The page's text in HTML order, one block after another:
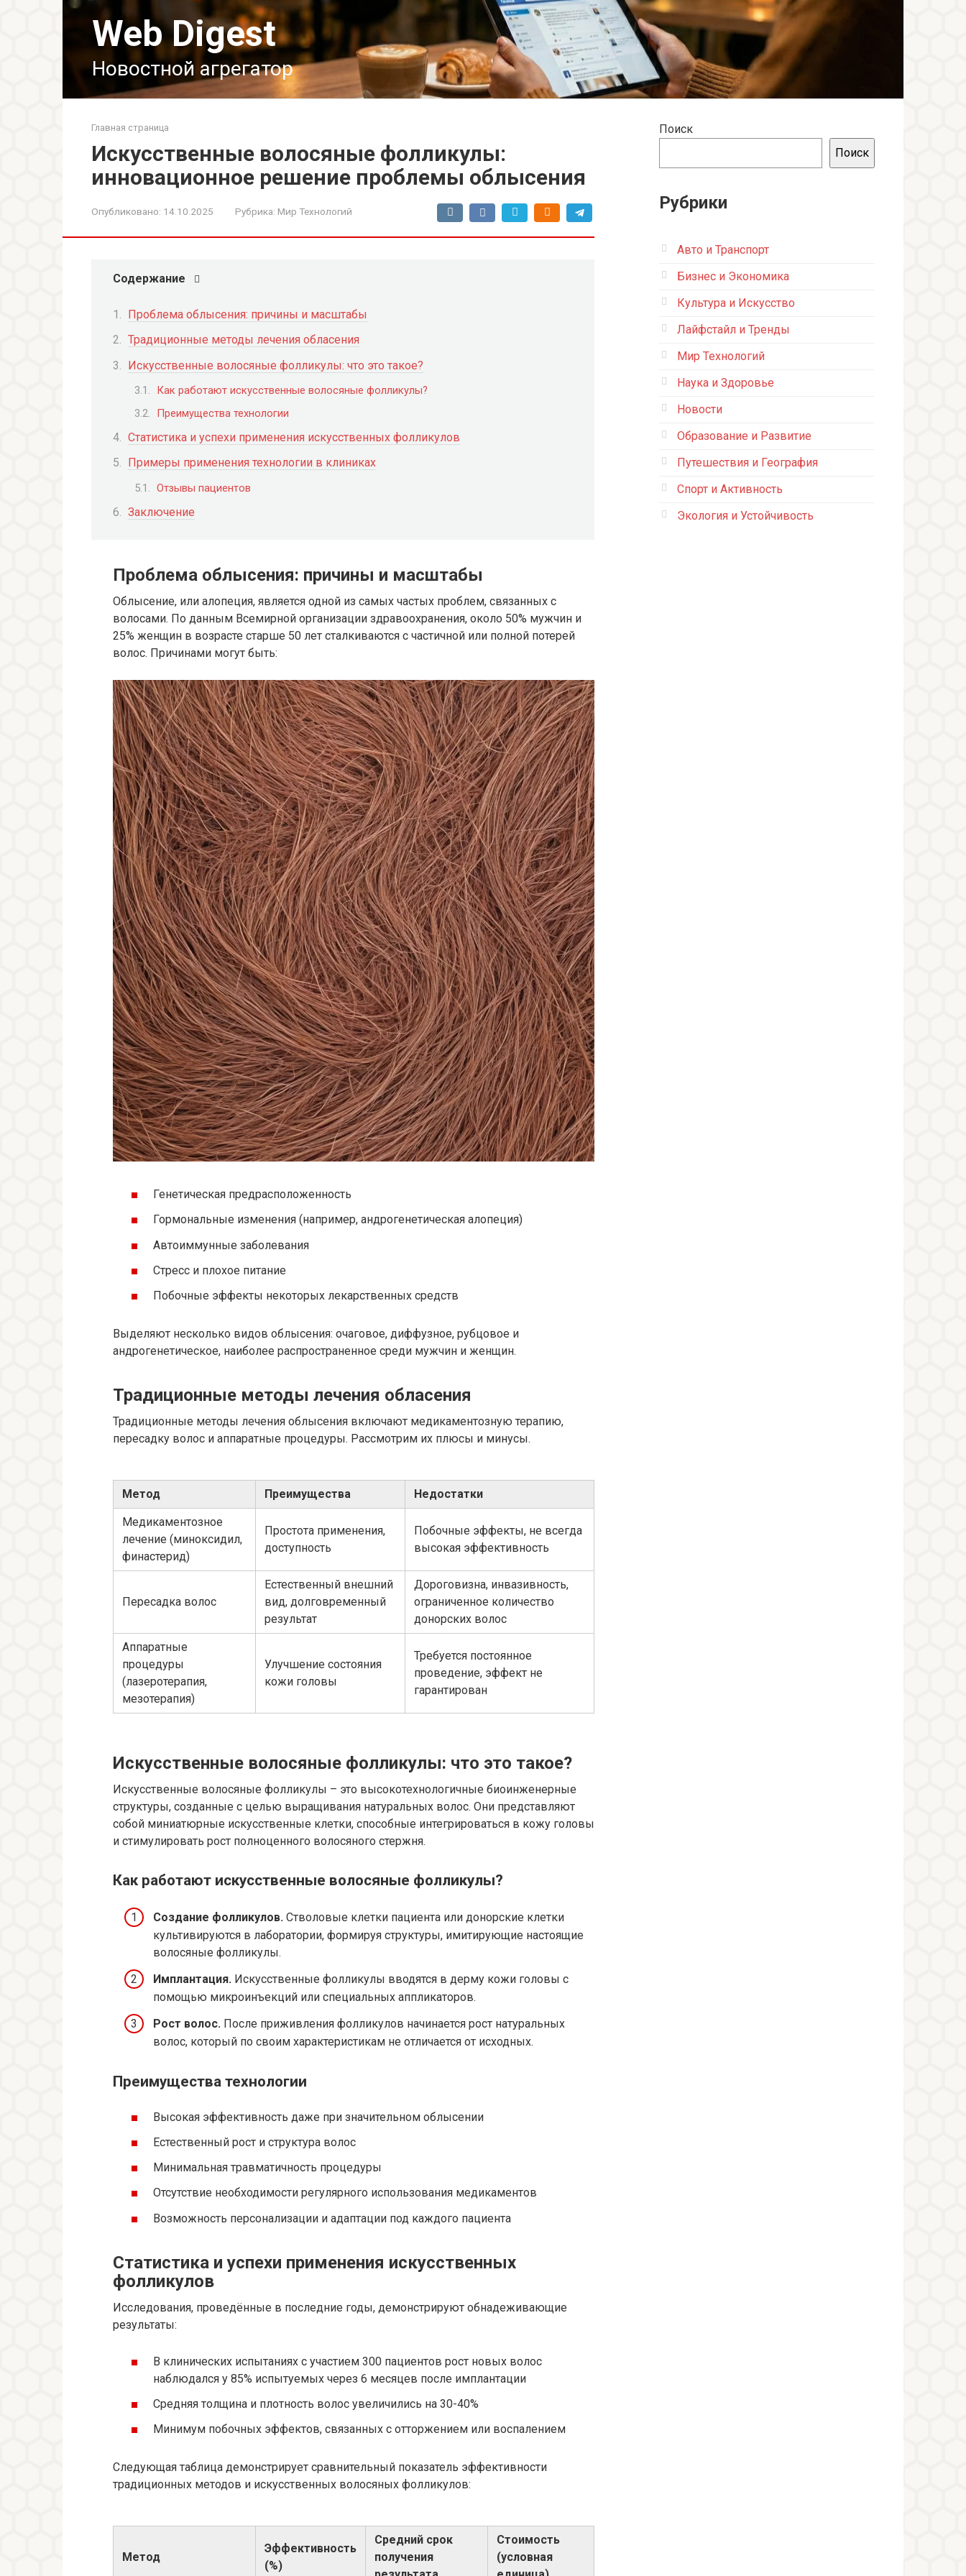
Web Digest
Новостной агрегатор
Главная страница
Искусственные волосяные фолликулы:
инновационное решение проблемы облысения
Опубликовано: 14.10.2025 Рубрика: Мир Технологий
Содержание
Проблема облысения: причины и масштабы
Традиционные методы лечения обласения
Искусственные волосяные фолликулы: что это такое?
Как работают искусственные волосяные фолликулы?
Преимущества технологии
Статистика и успехи применения искусственных фолликулов
Примеры применения технологии в клиниках
Отзывы пациентов
Заключение
Проблема облысения: причины и масштабы
Облысение, или алопеция, является одной из самых частых проблем, связанных с
волосами. По данным Всемирной организации здравоохранения, около 50% мужчин и
25% женщин в возрасте старше 50 лет сталкиваются с частичной или полной потерей
волос. Причинами могут быть:
Генетическая предрасположенность
Гормональные изменения (например, андрогенетическая алопеция)
Автоиммунные заболевания
Стресс и плохое питание
Побочные эффекты некоторых лекарственных средств
Выделяют несколько видов облысения: очаговое, диффузное, рубцовое и
андрогенетическое, наиболее распространенное среди мужчин и женщин.
Традиционные методы лечения обласения
Традиционные методы лечения облысения включают медикаментозную терапию,
пересадку волос и аппаратные процедуры. Рассмотрим их плюсы и минусы.
Метод Преимущества Недостатки
Медикаментозное
лечение (миноксидил,
финастерид)
Простота применения,
доступность
Побочные эффекты, не всегда
высокая эффективность
Пересадка волос
Естественный внешний
вид, долговременный
результат
Дороговизна, инвазивность,
ограниченное количество
донорских волос
Аппаратные
процедуры
(лазеротерапия,
мезотерапия)
Улучшение состояния
кожи головы
Требуется постоянное
проведение, эффект не
гарантирован
Искусственные волосяные фолликулы: что это такое?
Искусственные волосяные фолликулы – это высокотехнологичные биоинженерные
структуры, созданные с целью выращивания натуральных волос. Они представляют
собой миниатюрные искусственные клетки, способные интегрироваться в кожу головы
и стимулировать рост полноценного волосяного стержня.
Как работают искусственные волосяные фолликулы?
Создание фолликулов. Стволовые клетки пациента или донорские клетки
культивируются в лаборатории, формируя структуры, имитирующие настоящие
волосяные фолликулы.
Имплантация. Искусственные фолликулы вводятся в дерму кожи головы с
помощью микроинъекций или специальных аппликаторов.
Рост волос. После приживления фолликулов начинается рост натуральных
волос, который по своим характеристикам не отличается от исходных.
Преимущества технологии
Высокая эффективность даже при значительном облысении
Естественный рост и структура волос
Минимальная травматичность процедуры
Отсутствие необходимости регулярного использования медикаментов
Возможность персонализации и адаптации под каждого пациента
Статистика и успехи применения искусственных
фолликулов
Исследования, проведённые в последние годы, демонстрируют обнадеживающие
результаты:
В клинических испытаниях с участием 300 пациентов рост новых волос
наблюдался у 85% испытуемых через 6 месяцев после имплантации
Средняя толщина и плотность волос увеличились на 30-40%
Минимум побочных эффектов, связанных с отторжением или воспалением
Следующая таблица демонстрирует сравнительный показатель эффективности
традиционных методов и искусственных волосяных фолликулов:
Метод
Эффективность
(%)
Средний срок
получения
Стоимость
(условная
Поиск
Поиск
Рубрики
Авто и Транспорт
Бизнес и Экономика
Культура и Искусство
Лайфстайл и Тренды
Мир Технологий
Наука и Здоровье
Новости
Образование и Развитие
Путешествия и География
Спорт и Активность
Экология и Устойчивость